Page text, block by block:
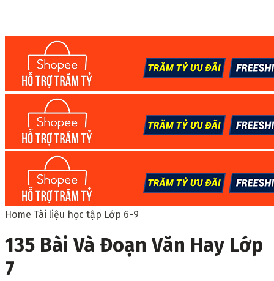
Home Tài liệu học tập Lớp 6-9
135 Bài Và Đoạn Văn Hay Lớp
7